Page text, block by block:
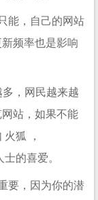
能，自己的网站
频率也是影响
，网民越来越
站，如果不能
狐 ，
的喜爱。
要，因为你的潜